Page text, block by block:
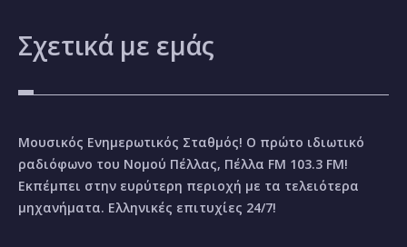
Σχετικά με εμάς
Μουσικός Ενημερωτικός Σταθμός! Ο πρώτο ιδιωτικό
ραδιόφωνο του Νομού Πέλλας, Πέλλα FM 103.3 FM!
Εκπέμπει στην ευρύτερη περιοχή με τα τελειότερα
μηχανήματα. Ελληνικές επιτυχίες 24/7!